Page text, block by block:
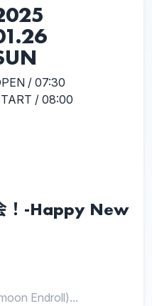
/ 07:30
/ 08:00
！-Happy New
Endroll)...